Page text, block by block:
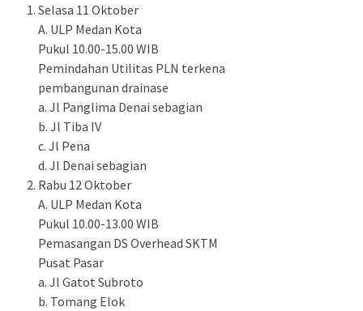
Selasa 11 Oktober
A. ULP Medan Kota
Pukul 10.00-15.00 WIB
Pemindahan Utilitas PLN terkena
pembangunan drainase
a. Jl Panglima Denai sebagian
b. Jl Tiba IV
c. Jl Pena
d. Jl Denai sebagian
Rabu 12 Oktober
A. ULP Medan Kota
Pukul 10.00-13.00 WIB
Pemasangan DS Overhead SKTM
Pusat Pasar
a. Jl Gatot Subroto
b. Tomang Elok